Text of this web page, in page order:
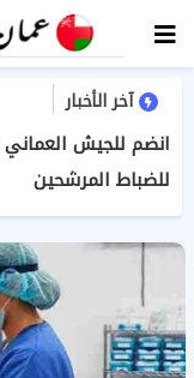
آخر الأخبار
انضم للجيش
للضباط المرشحين